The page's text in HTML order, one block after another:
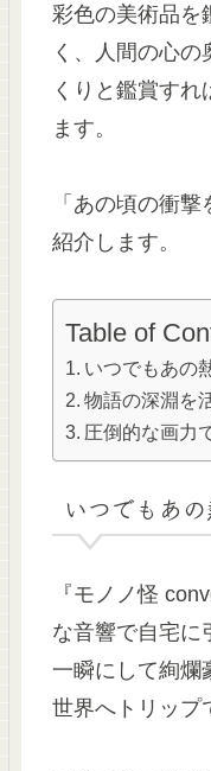
彩色の美術品を
く、人間の心
くりと鑑賞す
ます。
「あの頃の衝
紹介します。
Table of
いつでもあの
物語の深淵を
圧倒的な画力
いつでもあ
『モノノ怪
な音響で自宅に
一瞬にして絢爛
世界へトリップ